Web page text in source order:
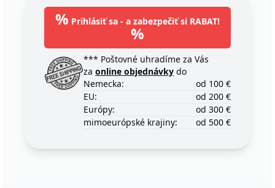
% Prihlásiť sa - a zabezpečiť si RABAT!
%
*** Poštovné uhradíme za Vás
za online objednávky do
Nemecka:
od 100 €
EU:
od 200 €
Európy:
od 300 €
mimoeurópské krajiny:
od 500 €